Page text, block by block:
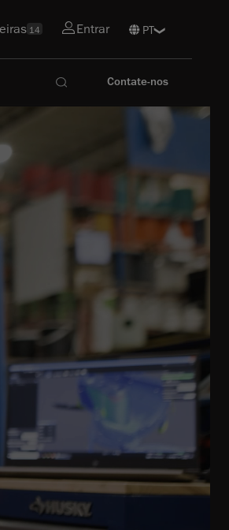
14 Entrar
Contate-nos